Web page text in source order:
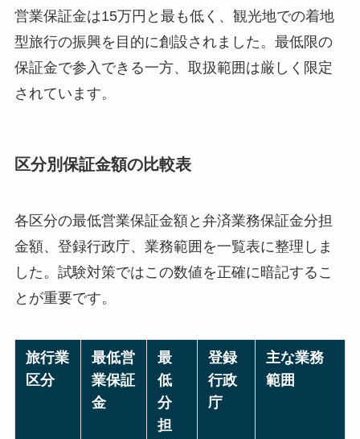
営業保証金は15万円と最も低く、観光地での着地
型旅行の振興を目的に創設されました。最低限の
保証金で参入できる一方、取扱範囲は厳しく限定
されています。
区分別保証金額の比較表
各区分の最低営業保証金額と弁済業務保証金分担
金額、登録行政庁、業務範囲を一覧表に整理しま
した。試験対策ではこの数値を正確に暗記するこ
とが重要です。
旅行業
区分
最低営
業保証
金
最
低
分
担
登録
行政
庁
主な業務
範囲